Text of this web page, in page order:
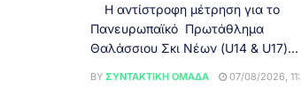
Η αντίστροφη μέτρηση για το
Πανευρωπαϊκό Πρωτάθλημα
Θαλάσσιου Σκι Νέων (U14 & U17)...
BY ΣΥΝΤΑΚΤΙΚΉ ΟΜΆΔΑ 07/08/2026,